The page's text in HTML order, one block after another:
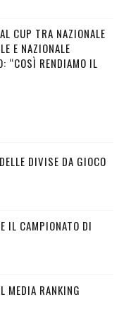
CUP TRA NAZIONALE
E NAZIONALE
“COSÌ RENDIAMO IL
DIVISE DA GIOCO
IL CAMPIONATO DI
MEDIA RANKING